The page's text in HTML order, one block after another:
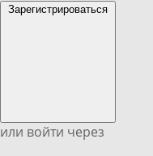
Зарегистрироваться
или войти через